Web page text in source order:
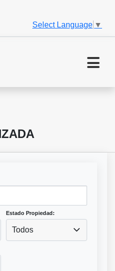
Select Language ▼
Estado Propiedad:
Todos